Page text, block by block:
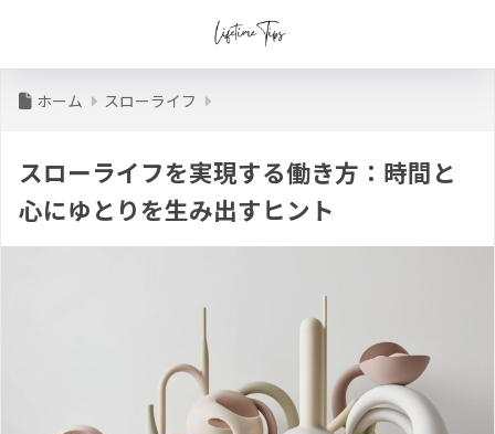
ホーム スローライフ
スローライフを実現する働き方：時間と
心にゆとりを生み出すヒント